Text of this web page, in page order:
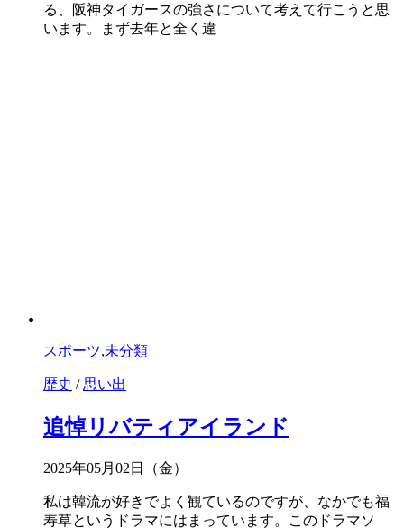
る、阪神タイガースの強さについて考えて行こうと思
います。まず去年と全く違
スポーツ,未分類
歴史 / 思い出
追悼リバティアイランド
2025年05月02日（金）
私は韓流が好きでよく観ているのですが、なかでも福
寿草というドラマにはまっています。このドラマソ